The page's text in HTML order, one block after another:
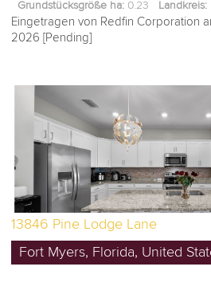
Grundstücksgröße ha: 0.23 Landkreis:
Eingetragen von Redfin Corporation
2026 [Pending]
13846 Pine Lodge Lane
Fort Myers, Florida, United